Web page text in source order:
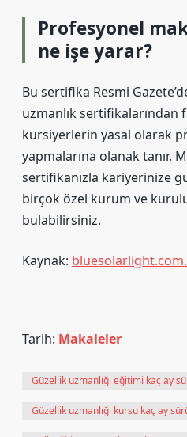
Profesyonel
ne işe yarar?
Bu sertifika Resmi
uzmanlık sertifikalarından
kursiyerlerin yasal olarak
yapmalarına olanak tanır.
sertifikanızla kariyerinize
birçok özel kurum ve
bulabilirsiniz.
Kaynak:
Tarih: Makaleler
Güzellik uzmanlığı eğitimi kaç ay
Güzellik uzmanlığı kursu kaç ay